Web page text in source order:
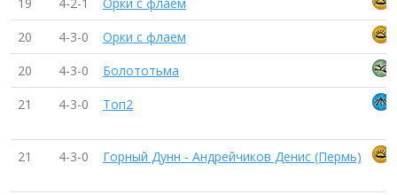
20
4-3-0
Орки с флаем
20
4-3-0
Болототьма
21
4-3-0 Топ2
21 4-3-0 Горный Дунн - Андрейчиков Денис (Пермь)